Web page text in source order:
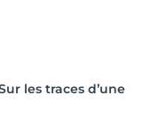
les traces d’une